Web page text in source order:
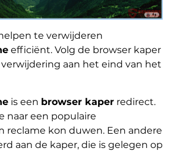
te verwijderen
efficiënt. Volg de browser kaper
aan het eind van het
is een browser kaperredirect.
naar een populaire
reclame kon duwen. Een andere
aan de kaper, die is gelegen op